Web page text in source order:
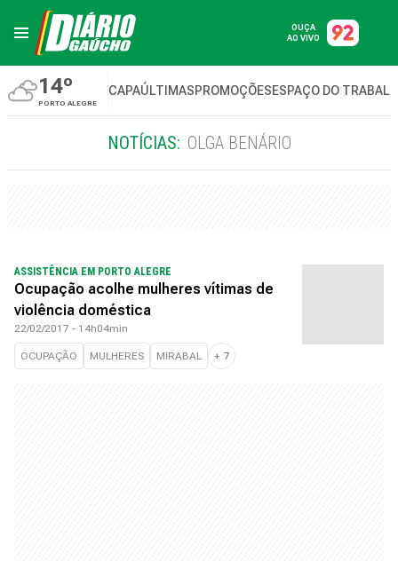
OUÇA
AO VIVO
14º
PORTO ALEGRE
CAPAÚLTIMASPROMOÇÕESESPAÇO DO
NOTÍCIAS: OLGA BENÁRIO
ASSISTÊNCIA EM PORTO ALEGRE
Ocupação acolhe mulheres vítimas de
violência doméstica
22/02/2017 - 14h04min
OCUPAÇÃO MULHERES MIRABAL + 7